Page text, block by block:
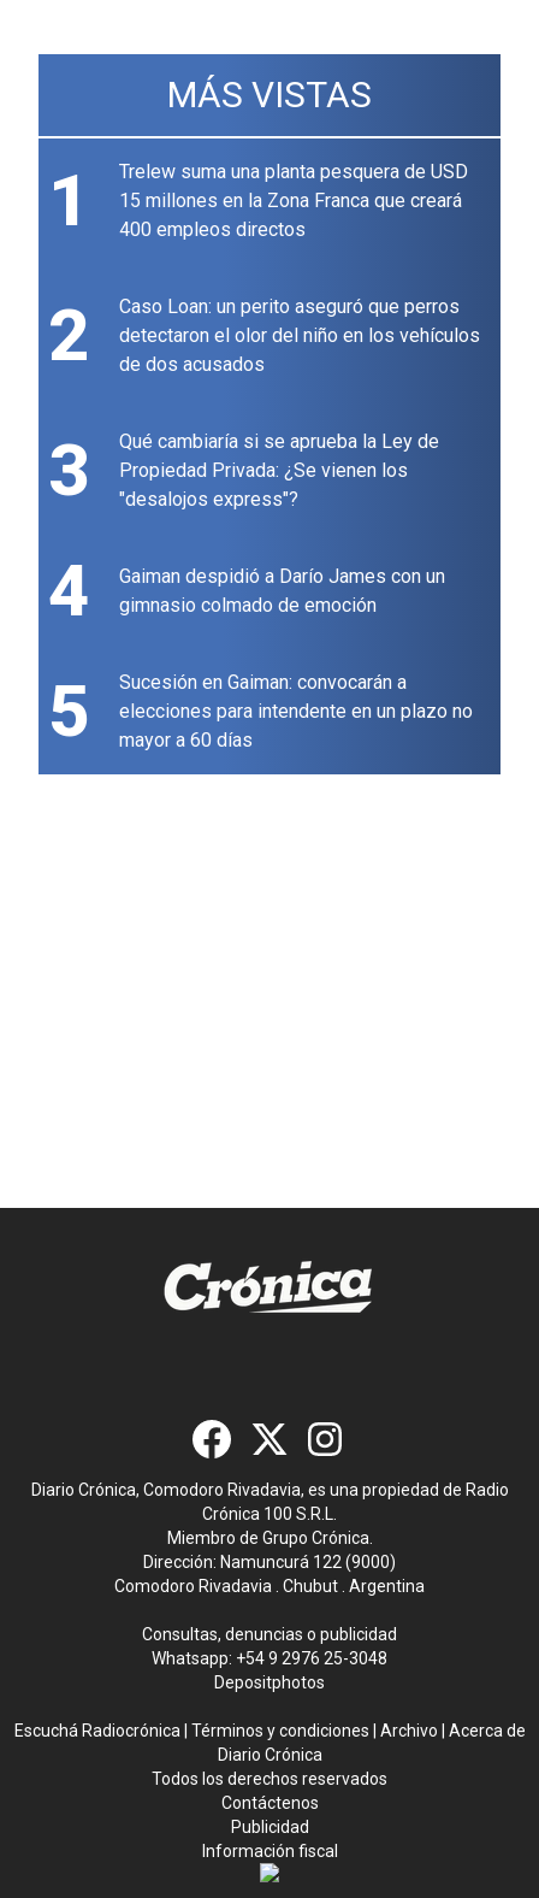
MÁS VISTAS
1
Trelew suma una planta pesquera de USD
15 millones en la Zona Franca que creará
400 empleos directos
2
Caso Loan: un perito aseguró que perros
detectaron el olor del niño en los vehículos
de dos acusados
3
Qué cambiaría si se aprueba la Ley de
Propiedad Privada: ¿Se vienen los
"desalojos express"?
4
Gaiman despidió a Darío James con un
gimnasio colmado de emoción
5
Sucesión en Gaiman: convocarán a
elecciones para intendente en un plazo no
mayor a 60 días
Diario Crónica, Comodoro Rivadavia, es una propiedad de Radio
Crónica 100 S.R.L.
Miembro de Grupo Crónica.
Dirección: Namuncurá 122 (9000)
Comodoro Rivadavia . Chubut . Argentina
Consultas, denuncias o publicidad
Whatsapp: +54 9 2976 25-3048
Depositphotos
Escuchá Radiocrónica Términos y condiciones Archivo
Acerca de
Diario Crónica
Todos los derechos reservados
Contáctenos
Publicidad
Información fiscal